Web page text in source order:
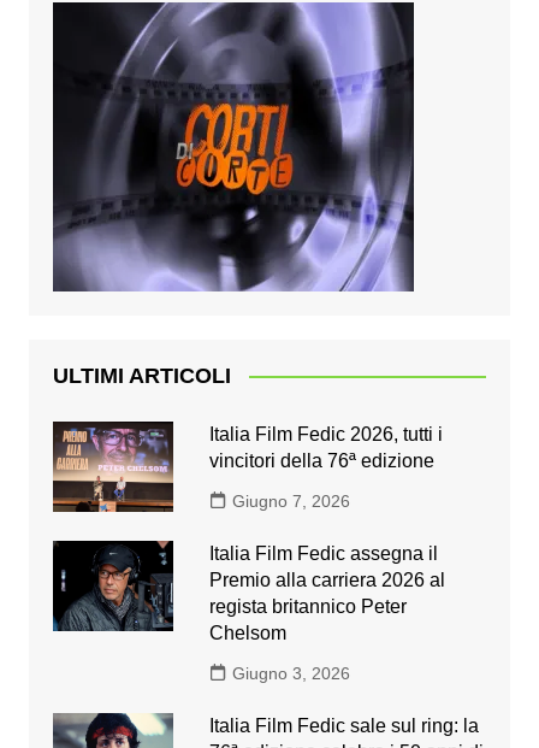
ULTIMI ARTICOLI
Italia Film Fedic 2026, tutti i
vincitori della 76ª edizione
Giugno 7, 2026
Italia Film Fedic assegna il
Premio alla carriera 2026 al
regista britannico Peter
Chelsom
Giugno 3, 2026
Italia Film Fedic sale sul ring: la